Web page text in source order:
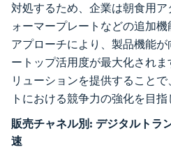
対処するため、企業は朝食用
ォーマープレートなどの追加
アプローチにより、製品機能
ートップ活用度が最大化され
リューションを提供すること
トにおける競争力の強化を目指
販売チャネル別: デジタルトラ
速